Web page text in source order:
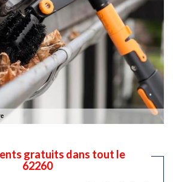
gratuits dans tout le
62260